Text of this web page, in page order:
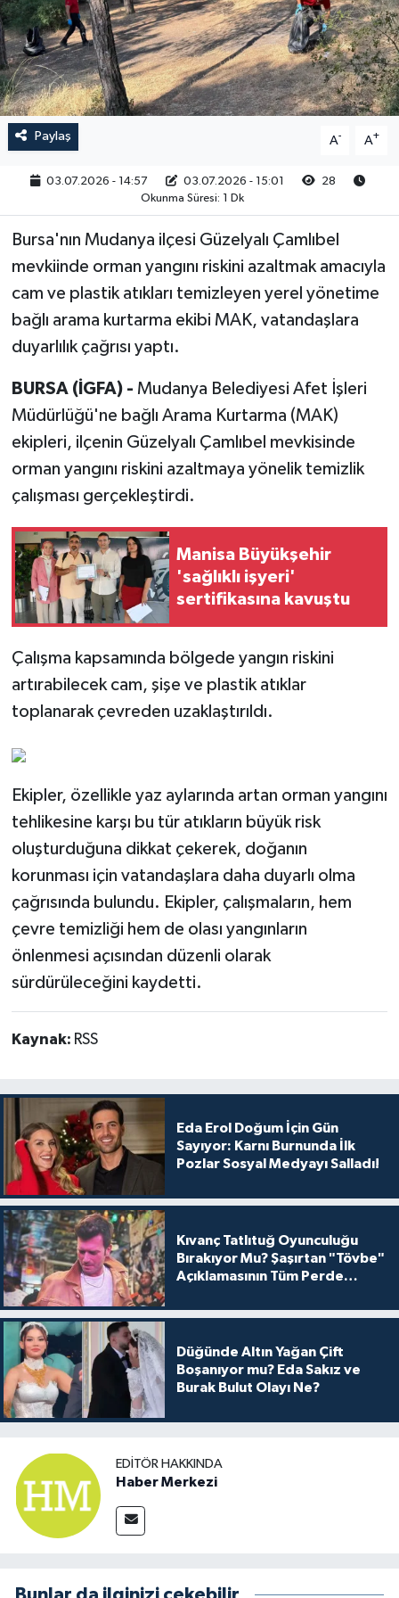
Paylaş A- A+
03.07.2026 - 14:57 03.07.2026 - 15:01
28
Okunma Süresi: 1 Dk
Bursa'nın Mudanya ilçesi Güzelyalı Çamlıbel
mevkiinde orman yangını riskini azaltmak amacıyla
cam ve plastik atıkları temizleyen yerel yönetime
bağlı arama kurtarma ekibi MAK, vatandaşlara
duyarlılık çağrısı yaptı.
BURSA (İGFA) - Mudanya Belediyesi Afet İşleri
Müdürlüğü'ne bağlı Arama Kurtarma (MAK)
ekipleri, ilçenin Güzelyalı Çamlıbel mevkisinde
orman yangını riskini azaltmaya yönelik temizlik
çalışması gerçekleştirdi.
Manisa Büyükşehir
'sağlıklı işyeri'
sertifikasına kavuştu
Çalışma kapsamında bölgede yangın riskini
artırabilecek cam, şişe ve plastik atıklar
toplanarak çevreden uzaklaştırıldı.
Ekipler, özellikle yaz aylarında artan orman yangını
tehlikesine karşı bu tür atıkların büyük risk
oluşturduğuna dikkat çekerek, doğanın
korunması için vatandaşlara daha duyarlı olma
çağrısında bulundu. Ekipler, çalışmaların, hem
çevre temizliği hem de olası yangınların
önlenmesi açısından düzenli olarak
sürdürüleceğini kaydetti.
Kaynak: RSS
Eda Erol Doğum İçin Gün
Sayıyor: Karnı Burnunda İlk
Pozlar Sosyal Medyayı Salladı!
Kıvanç Tatlıtuğ Oyunculuğu
Bırakıyor Mu? Şaşırtan "Tövbe"
Açıklamasının Tüm Perde
Düğünde Altın Yağan Çift
Boşanıyor mu? Eda Sakız ve
Burak Bulut Olayı Ne?
EDITÖR HAKKINDA
Haber Merkezi
RESMİ İLAN